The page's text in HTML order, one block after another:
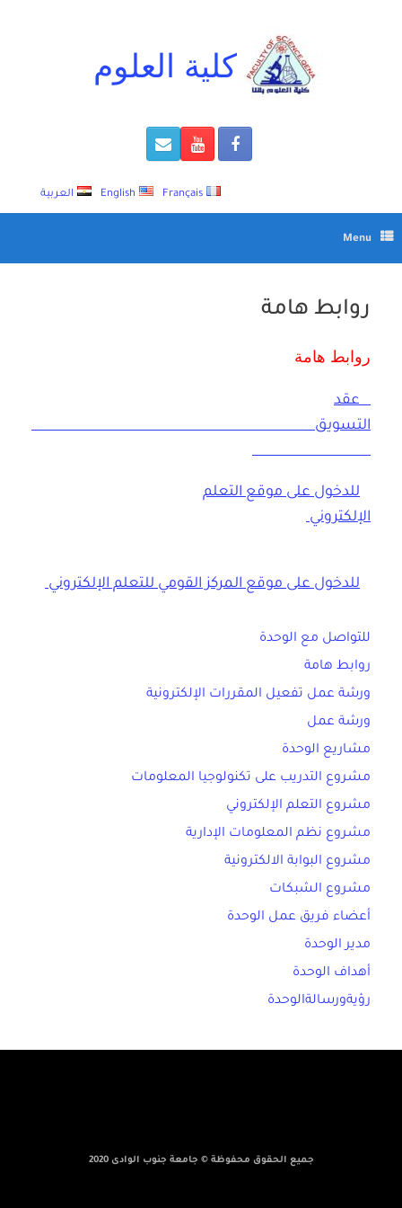
كلية العلوم
العربية English Français
Menu
روابط هامة
روابط هامة
عقد
التسويق
للدخول على موقع التعلم
الإلكتروني
للدخول على موقع المركز القومي للتعلم الإلكتروني
للتواصل مع الوحدة
روابط هامة
ورشة عمل تفعيل المقررات الإلكترونية
ورشة عمل
مشاريع الوحدة
مشروع التدريب على تكنولوجيا المعلومات
مشروع التعلم الإلكتروني
مشروع نظم المعلومات الإدارية
مشروع البوابة الالكترونية
مشروع الشبكات
أعضاء فريق عمل الوحدة
مدير الوحدة
أهداف الوحدة
رؤيةورسالةالوحدة
جميع الحقوق محفوظة © جامعة جنوب الوادى 2020